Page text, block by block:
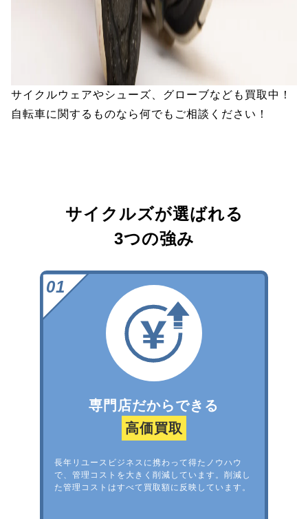
サイクルウェアやシューズ、グローブなども買取中！
自転車に関するものなら何でもご相談ください！
サイクルズが選ばれる
3つの強み
専門店だからできる
高価買取
長年リユースビジネスに携わって得たノウハウ
で、管理コストを大きく削減しています。削減し
た管理コストはすべて買取額に反映しています。